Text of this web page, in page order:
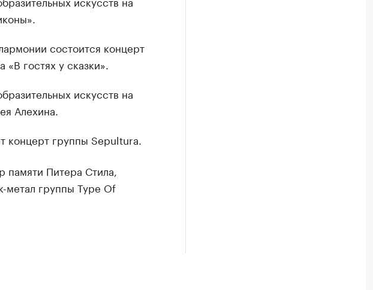
состоится концерт
гостях у сказки».
искусств на
Алехина.
концерт группы Sepultura.
памяти Питера Стила,
метал группы Type Of